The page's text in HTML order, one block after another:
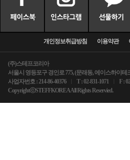
개인정보취급방침 이용약관
(주)스테프코리아
서울시 영등포구 경인로 775, (문래동, 에이스하이테
사업자번호 : 214-86-40376
T : 02-831-1071
F :
CopyrightⓒSTEFFKOREA All Rights Reservied.